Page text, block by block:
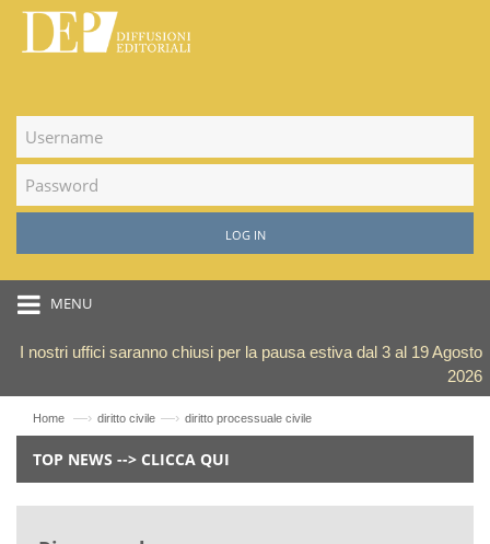
LOG IN
MENU
I nostri uffici saranno chiusi per la pausa estiva dal 3 al 19 Agosto
2026
Home —› diritto civile —› diritto processuale civile
TOP NEWS --> CLICCA QUI